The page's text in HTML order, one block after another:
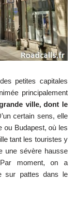
petites capitales
principalement
ville, dont le
certain sens, elle
ou Budapest, où les
tant les touristes y
une sévère hausse
moment, on a
sur pattes dans le